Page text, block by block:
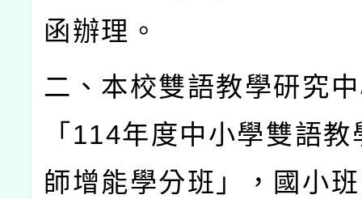
函辦理。
二、本校雙語教學研究
「 114年度中小學雙語教
師增能學分班」，國小